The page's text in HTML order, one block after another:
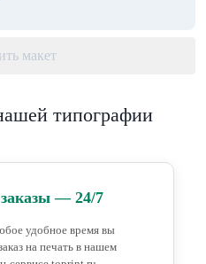
макет
типографии
— 24/7
удобное время вы
на печать в нашем